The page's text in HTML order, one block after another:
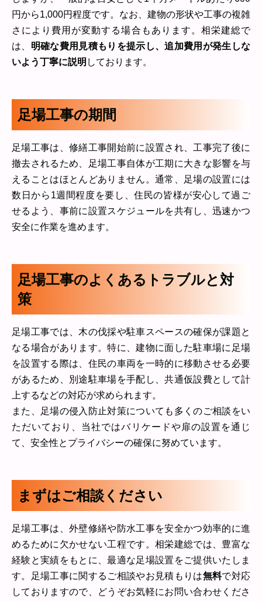
円から1,000円程度です。なお、建物の形状や工事の複雑
さにより費用が変動する場合もあります。相栄建総で
は、 明確な費用見積もりを提示し、追加費用が発生しな
いよう丁寧に説明 しております。
足場工事の期間
足場工事は、修繕工事開始前に設置され、工事完了後に
撤去されるため、足場工事自体が工期に大きな影響を与
えることはほとんどありません。通常、足場の設置には
数日から1週間程度を要し、住民の皆様が安心して過ご
せるよう、事前に設置スケジュールを共有し、迅速かつ
安全に作業を進めます。
足場工事のよくあるトラブルと対
策
足場工事では、木の伐採や駐車スペースの確保が課題と
なる場合があります。特に、建物に面した駐車場に足場
を設置する際は、住民の車両を一時的に移動させる必要
があるため、別途駐車場を手配し、共通仮設費として計
上するなどの対応が求められます。
また、足場の侵入防止対策についても多くのご相談をい
ただいており、当社ではバリケードや扉の設置を通じ
て、安全性とプライバシーの確保に努めています。
まずはご相談ください
足場工事は、外壁修繕や防水工事を安全かつ効率的に進
めるために欠かせない工程です。相栄建総では、豊富な
経験と実績をもとに、最適な足場設置をご提供いたしま
す。足場工事に関するご相談やお見積もりは無料で対応
しておりますので、どうぞお気軽にお問い合わせくださ